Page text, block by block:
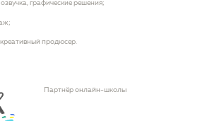
графические решения;
продюсер.
Партнёр онлайн-школы